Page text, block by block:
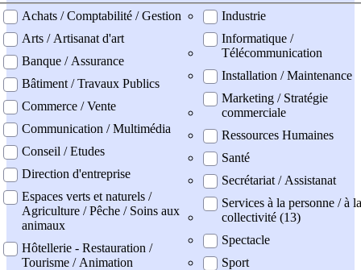
professionel
Achats / Comptabilité / Gestion
Arts / Artisanat d'art
Banque / Assurance
Bâtiment / Travaux Publics
Commerce / Vente
Communication / Multimédia
Conseil / Etudes
Direction d'entreprise
Espaces verts et naturels /
Agriculture / Pêche / Soins aux
animaux
Hôtellerie - Restauration /
Tourisme / Animation
Industrie
Informatique /
Télécommunication
Installation / Maintenance
Marketing / Stratégie
commerciale
Ressources Humaines
Santé
Secrétariat / Assistanat
Services à la personne / à la
collectivité (13)
Spectacle
Sport